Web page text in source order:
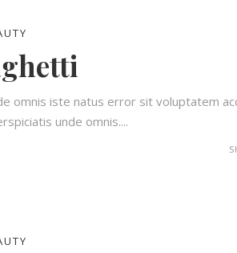
omnis iste natus error sit voluptatem
unde omnis....